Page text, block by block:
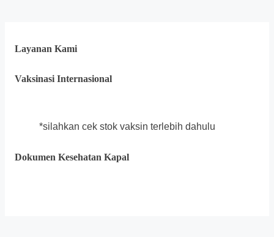
Layanan Kami
Vaksinasi Internasional
*silahkan cek stok vaksin terlebih dahulu
Dokumen Kesehatan Kapal